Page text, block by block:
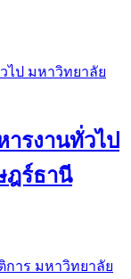
รงานทั่วไป
ฎร์ธานี